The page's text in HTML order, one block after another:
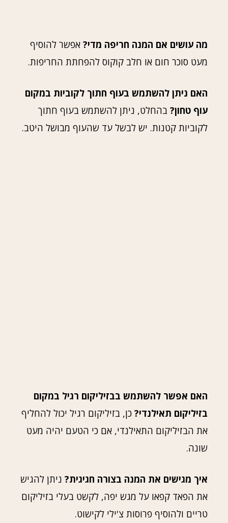
מה עושים אם המנה חריפה מדי? אפשר להוסיף
מעט סוכר חום או חלב קוקוס להפחתת החריפות.
האם ניתן להשתמש בעוף חתוך לקוביות במקום
עוף טחון? בהחלט, ניתן להשתמש בעוף חתוך
לקוביות קטנות. יש לבשל עד שהעוף מבושל היטב.
האם אפשר להשתמש בבזיליקום רגיל במקום
בזיליקום תאילנדי? כן, בזיליקום רגיל יכול להחליף
את הבזיליקום התאילנדי, אם כי הטעם יהיה מעט
שונה.
איך מגישים את המנה בצורה חגיגית? ניתן להגיש
את הפאד קפאו על מגש יפה, לקשט בעלי בזיליקום
טריים ולהוסיף פרוסות צ'ילי לקישוט.